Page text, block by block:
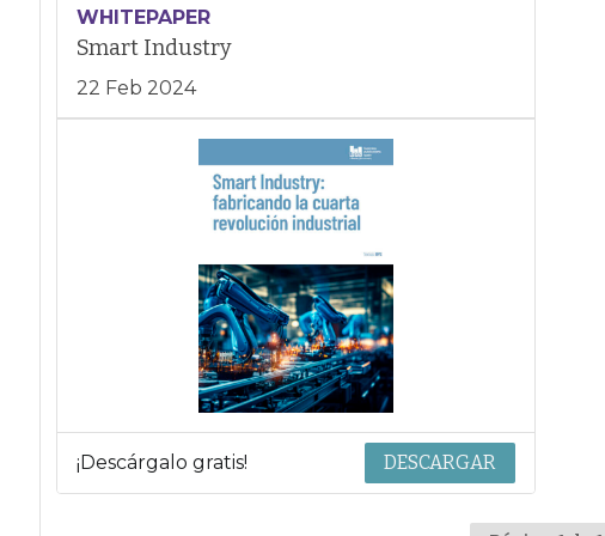
WHITEPAPER
Smart Industry
22 Feb 2024
¡Descárgalo gratis! DESCARGAR